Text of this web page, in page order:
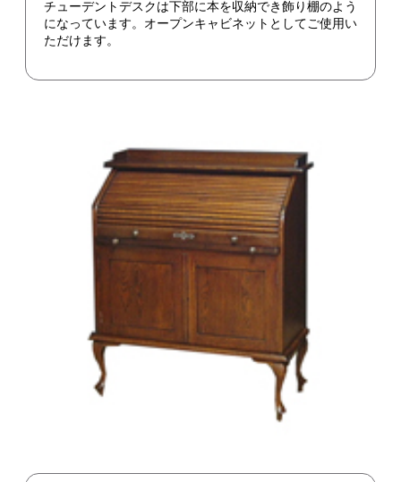
チューデントデスクは下部に本を収納でき飾り棚のよう
になっています。オープンキャビネットとしてご使用い
ただけます。